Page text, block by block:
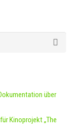
über
Kinoprojekt „The